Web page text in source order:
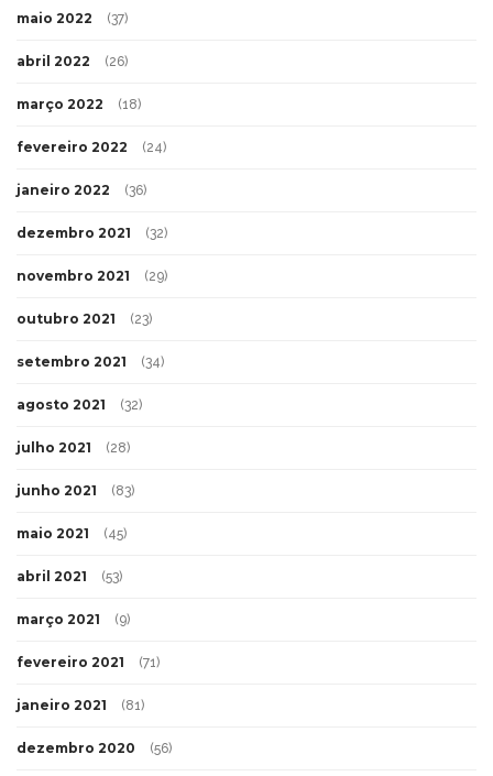
maio 2022 (37)
abril 2022 (26)
março 2022 (18)
fevereiro 2022 (24)
janeiro 2022 (36)
dezembro 2021 (32)
novembro 2021 (29)
outubro 2021 (23)
setembro 2021 (34)
agosto 2021 (32)
julho 2021 (28)
junho 2021 (83)
maio 2021 (45)
abril 2021 (53)
março 2021 (9)
fevereiro 2021 (71)
janeiro 2021 (81)
dezembro 2020 (56)